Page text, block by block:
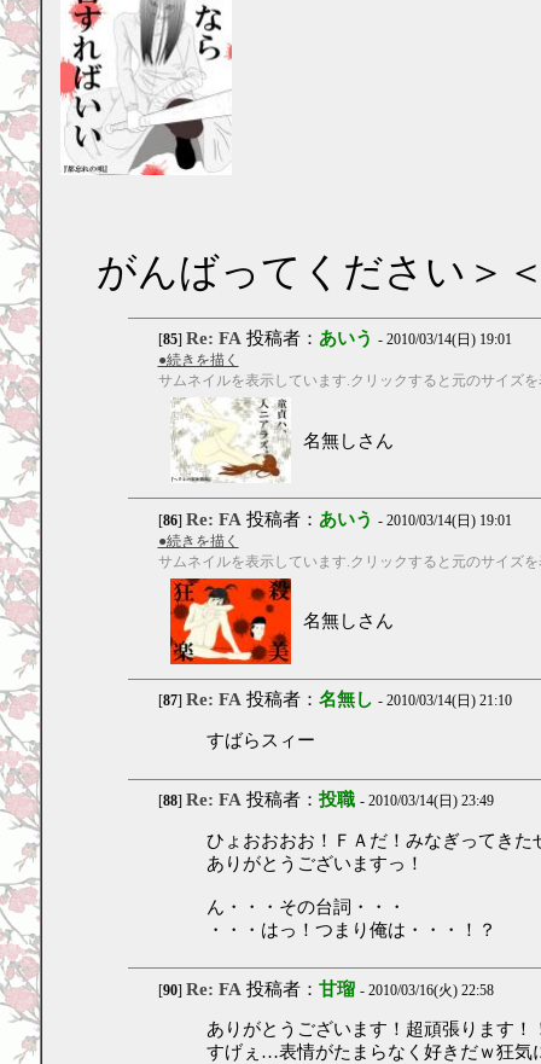
がんばってください＞
[85] Re: FA 投稿者： あいう - 2010/03/14(日) 19:01
●続きを描く
サムネイルを表示しています.クリックすると元のサイズ
名無しさん
[86] Re: FA 投稿者： あいう - 2010/03/14(日) 19:01
●続きを描く
サムネイルを表示しています.クリックすると元のサイズ
名無しさん
[87] Re: FA投稿者： 名無し - 2010/03/14(日) 21:10
すばらスィー
[88] Re: FA 投稿者： 投職 - 2010/03/14(日) 23:49
ひょおおおお！ＦＡだ！みなぎってきた
ありがとうございますっ！
ん・・・その台詞・・・
・・・はっ！つまり俺は・・・！？
[90] Re: FA 投稿者： 甘瑠 - 2010/03/16(火) 22:58
ありがとうございます！超頑張ります！
すげぇ…表情がたまらなく好きだｗ狂気